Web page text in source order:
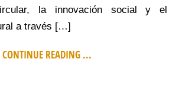
la innovación social y el
a través […]
CONTINUE READING ...